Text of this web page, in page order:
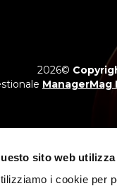
sito web
i cookie per
2026©
ManagerMag